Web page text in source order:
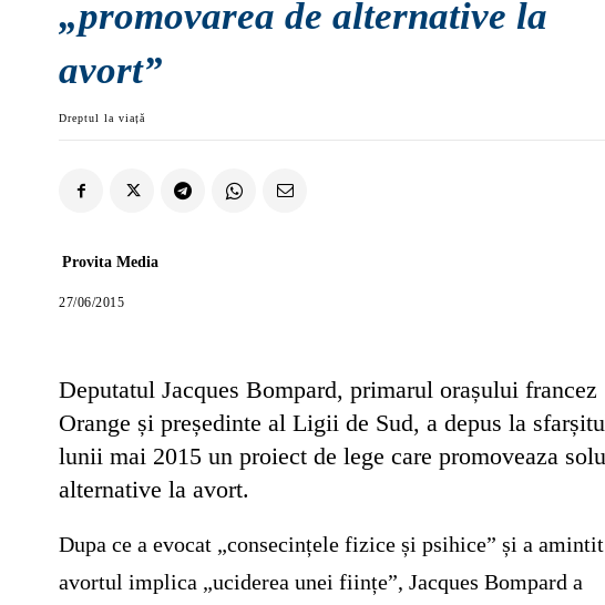
„promovarea de alternative la
avort”
Dreptul la viață
Provita Media
27/06/2015
Deputatul Jacques Bompard, primarul orașului francez
Orange și președinte al Ligii de Sud, a depus la
lunii mai 2015 un proiect de lege care promoveaza
alternative la avort.
Dupa ce a evocat „consecințele fizice și psihice” și a
avortul implica „uciderea unei ființe”, Jacques Bompard a